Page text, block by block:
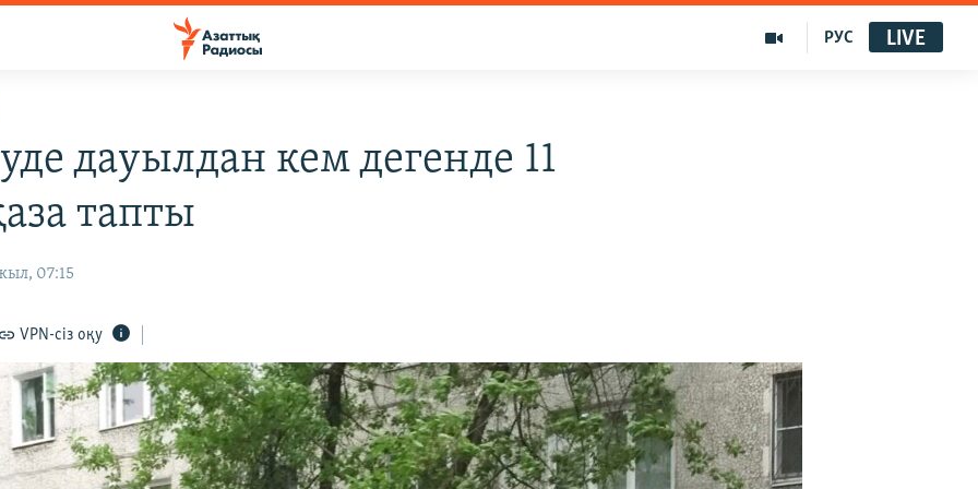
РУС LIVE
дауылдан кем дегенде 11
тапты
07:15
VPN-сіз оқу